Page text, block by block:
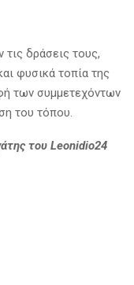
δράσεις τους,
φυσικά τοπία της
των συμμετεχόντων
του τόπου.
του Leonidio24